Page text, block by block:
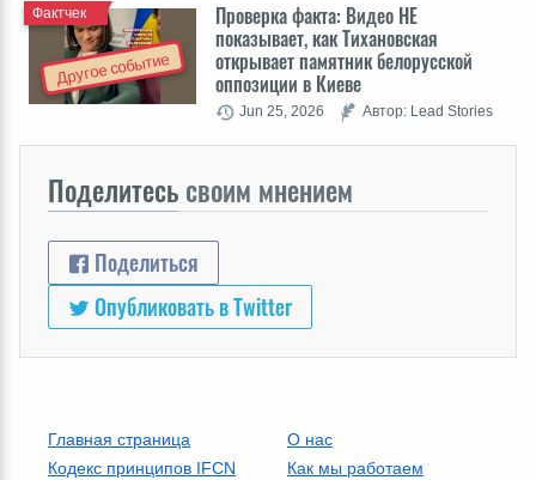
Другое событие
Проверка факта: Видео НЕ
показывает, как Тихановская
открывает памятник белорусской
оппозиции в Киеве
Фактчек
Jun 25, 2026 Автор: Lead Stories
Поделитесь своим мнением
Поделиться
Опубликовать в Twitter
Главная страница
О нас
Кодекс принципов IFCN
Как мы работаем